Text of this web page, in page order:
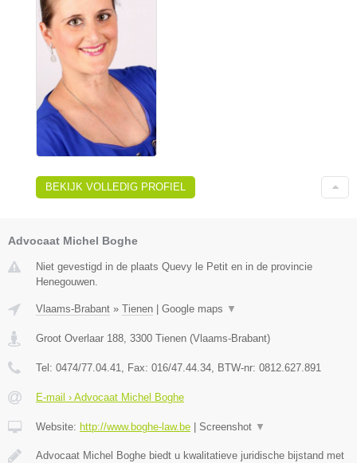
BEKIJK VOLLEDIG PROFIEL
Advocaat Michel Boghe
Niet gevestigd in de plaats Quevy le Petit en in de provincie
Henegouwen.
Vlaams-Brabant » Tienen Google maps ▼
Groot Overlaar 188 3300 Tienen (Vlaams-Brabant)
Tel: 0474/77.04.41 , Fax: 016/47.44.34 , BTW-nr: ​0812.627.891
E-mail › Advocaat Michel Boghe
Website: http://www.boghe-law.be Screenshot ▼
Advocaat Michel Boghe biedt u kwalitatieve juridische bijstand met